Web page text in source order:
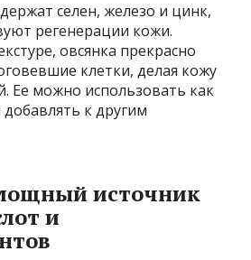
селен, железо и цинк,
регенерации кожи.
овсянка прекрасно
клетки, делая кожу
Ее можно использовать как
к другим
источник
и